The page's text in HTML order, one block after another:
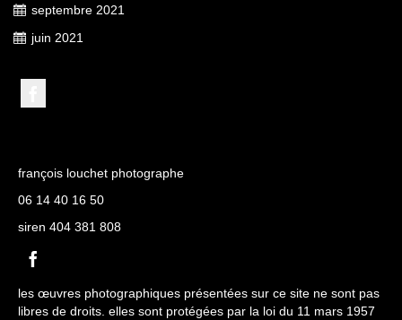
septembre 2021
juin 2021
françois louchet photographe
06 14 40 16 50
siren 404 381 808
les œuvres photographiques présentées sur ce site ne sont pas
libres de droits. elles sont protégées par la loi du 11 mars 1957